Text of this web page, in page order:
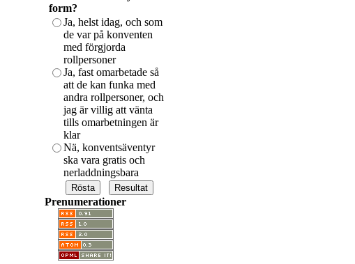
form?
Ja, helst idag, och som
de var på konventen
med förgjorda
rollpersoner
Ja, fast omarbetade så
att de kan funka med
andra rollpersoner, och
jag är villig att vänta
tills omarbetningen är
klar
Nä, konventsäventyr
ska vara gratis och
nerladdningsbara
Prenumerationer